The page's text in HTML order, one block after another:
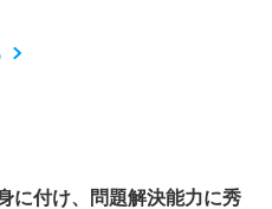
に付け、問題解決能力に秀